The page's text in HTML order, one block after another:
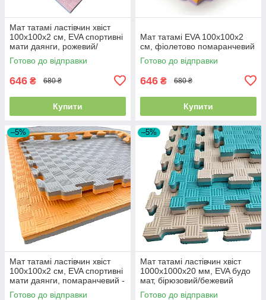
Мат татамі ластівчин хвіст
100х100х2 см, EVA спортивні
мати даянги, рожевий/
блакитний
Готово до відправки
646 ₴ 680 ₴
Купити
Мат татамі EVA 100х100х2
см, фіолетово помаранчевий
Готово до відправки
646 ₴ 680 ₴
Купити
–5%
Мат татамі ластівчин хвіст
100х100х2 см, EVA спортивні
мати даянги, помаранчевий -
сірий
Готово до відправки
–5%
Мат татамі ластівчин хвіст
1000х1000х20 мм, EVA будо
мат, бірюзовий/бежевий
Готово до відправки